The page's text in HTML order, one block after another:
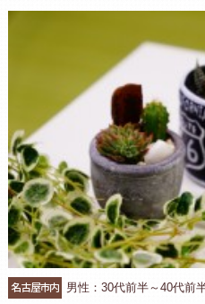
名古屋市内
男性：30代前半～40代